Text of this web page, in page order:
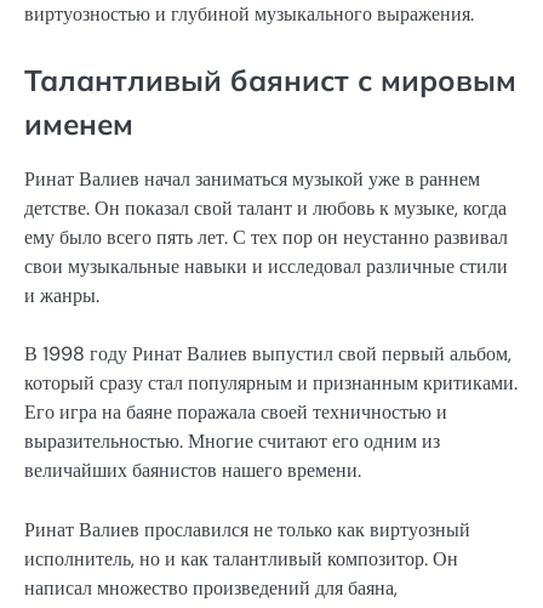
виртуозностью и глубиной музыкального выражения.
Талантливый баянист с мировым
именем
Ринат Валиев начал заниматься музыкой уже в раннем
детстве. Он показал свой талант и любовь к музыке, когда
ему было всего пять лет. С тех пор он неустанно развивал
свои музыкальные навыки и исследовал различные стили
и жанры.
В 1998 году Ринат Валиев выпустил свой первый альбом,
который сразу стал популярным и признанным критиками.
Его игра на баяне поражала своей техничностью и
выразительностью. Многие считают его одним из
величайших баянистов нашего времени.
Ринат Валиев прославился не только как виртуозный
исполнитель, но и как талантливый композитор. Он
написал множество произведений для баяна,